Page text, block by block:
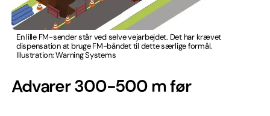
En lille FM-sender står ved selve vejarbejdet. Det har krævet
dispensation at bruge FM-båndet til dette særlige formål.
Illustration: Warning Systems
Advarer 300-500 m før